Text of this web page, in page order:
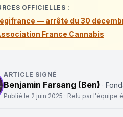
OFFICIELLES :
— arrêté du 30
France Cannabis
ARTICLE SIGNÉ
Benjamin Farsang (Ben) ·
Publié le 2 juin 2025 · Relu par l'équipe